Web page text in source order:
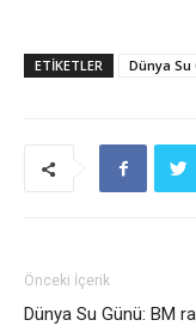
ETIKETLER Dünya Su
Önceki İçerik
Dünya Su Günü: BM